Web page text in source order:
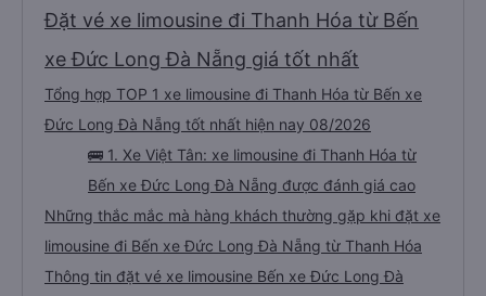
Đặt vé xe limousine đi Thanh Hóa từ Bến
xe Đức Long Đà Nẵng giá tốt nhất
Tổng hợp TOP 1 xe limousine đi Thanh Hóa từ Bến xe
Đức Long Đà Nẵng tốt nhất hiện nay 08/2026
🚌 1. Xe Việt Tân: xe limousine đi Thanh Hóa từ
Bến xe Đức Long Đà Nẵng được đánh giá cao
Những thắc mắc mà hàng khách thường gặp khi đặt xe
limousine đi Bến xe Đức Long Đà Nẵng từ Thanh Hóa
Thông tin đặt vé xe limousine Bến xe Đức Long Đà